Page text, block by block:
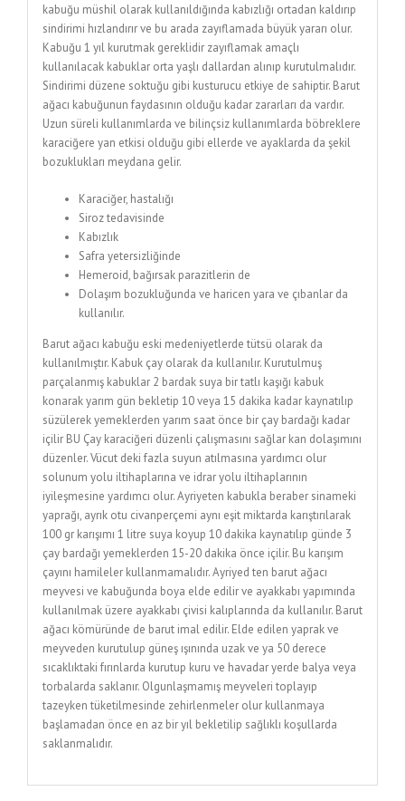
kabuğu müshil olarak kullanıldığında kabızlığı ortadan kaldırıp
sindirimi hızlandırır ve bu arada zayıflamada büyük yararı olur.
Kabuğu 1 yıl kurutmak gereklidir zayıflamak amaçlı
kullanılacak kabuklar orta yaşlı dallardan alınıp kurutulmalıdır.
Sindirimi düzene soktuğu gibi kusturucu etkiye de sahiptir. Barut
ağacı kabuğunun faydasının olduğu kadar zararları da vardır.
Uzun süreli kullanımlarda ve bilinçsiz kullanımlarda böbreklere
karaciğere yan etkisi olduğu gibi ellerde ve ayaklarda da şekil
bozuklukları meydana gelir.
Karaciğer, hastalığı
Siroz tedavisinde
Kabızlık
Safra yetersizliğinde
Hemeroid, bağırsak parazitlerin de
Dolaşım bozukluğunda ve haricen yara ve çıbanlar da
kullanılır.
Barut ağacı kabuğu eski medeniyetlerde tütsü olarak da
kullanılmıştır. Kabuk çay olarak da kullanılır. Kurutulmuş
parçalanmış kabuklar 2 bardak suya bir tatlı kaşığı kabuk
konarak yarım gün bekletip 10 veya 15 dakika kadar kaynatılıp
süzülerek yemeklerden yarım saat önce bir çay bardağı kadar
içilir BU Çay karaciğeri düzenli çalışmasını sağlar kan dolaşımını
düzenler. Vücut deki fazla suyun atılmasına yardımcı olur
solunum yolu iltihaplarına ve idrar yolu iltihaplarının
iyileşmesine yardımcı olur. Ayriyeten kabukla beraber sinameki
yaprağı, ayrık otu civanperçemi aynı eşit miktarda karıştırılarak
100 gr karışımı 1 litre suya koyup 10 dakika kaynatılıp günde 3
çay bardağı yemeklerden 15-20 dakika önce içilir. Bu karışım
çayını hamileler kullanmamalıdır. Ayriyed ten barut ağacı
meyvesi ve kabuğunda boya elde edilir ve ayakkabı yapımında
kullanılmak üzere ayakkabı çivisi kalıplarında da kullanılır. Barut
ağacı kömüründe de barut imal edilir. Elde edilen yaprak ve
meyveden kurutulup güneş ışınında uzak ve ya 50 derece
sıcaklıktaki fırınlarda kurutup kuru ve havadar yerde balya veya
torbalarda saklanır. Olgunlaşmamış meyveleri toplayıp
tazeyken tüketilmesinde zehirlenmeler olur kullanmaya
başlamadan önce en az bir yıl bekletilip sağlıklı koşullarda
saklanmalıdır.